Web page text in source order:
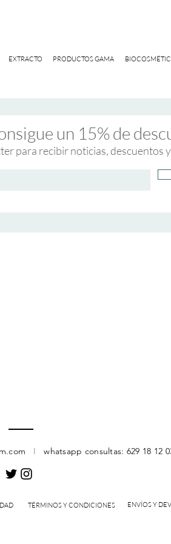
EXTRACTO PRODUCTOS GAMA
un 15% de
para recibir noticias, descuentos
I whatsapp consultas: 629 18 12
TÉRMINOS Y CONDICIONES ENVÍOS Y